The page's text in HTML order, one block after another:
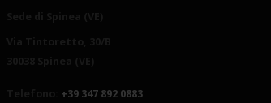
+39 347 892 0883